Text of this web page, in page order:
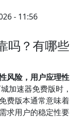
- 11:56
吗？有哪些
风险，用户应理性
加速器免费版时，
费版本通常意味着
求用户的稳定性要